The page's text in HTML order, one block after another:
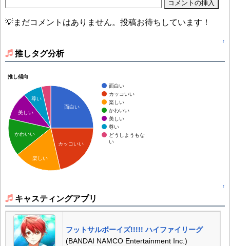
💡まだコメントはありません。投稿お待ちしています！
↑
推しタグ分析
推し傾向
面白い
カッコいい
楽しい
かわいい
美しい
尊い
どうしようもな
い
面白い
カッコいい
尊い
美しい
かわいい
楽しい
↑
キャスティングアプリ
フットサルボーイズ!!!!! ハイファイリーグ
(BANDAI NAMCO Entertainment Inc.)